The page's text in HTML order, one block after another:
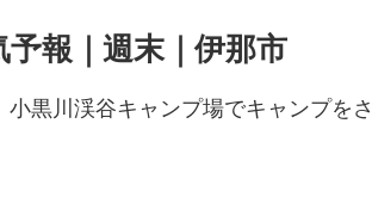
報｜週末｜伊那市
黒川渓谷キャンプ場でキャンプをさ